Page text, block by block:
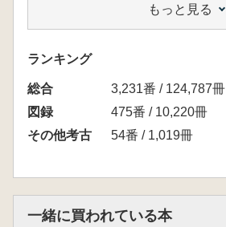
もっと見る
ランキング
総合
3,231番 / 124,787冊
図録
475番 / 10,220冊
その他考古
54番 / 1,019冊
一緒に買われている本